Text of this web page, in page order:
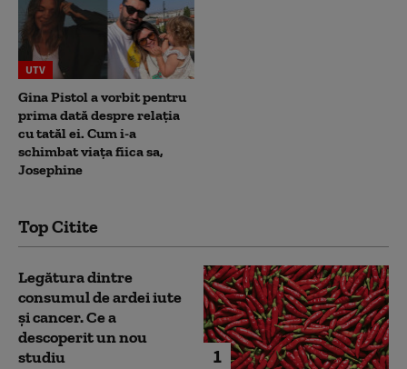
UTV
Gina Pistol a vorbit pentru
prima dată despre relația
cu tatăl ei. Cum i-a
schimbat viața fiica sa,
Josephine
Top Citite
1
Legătura dintre
consumul de ardei iute
și cancer. Ce a
descoperit un nou
studiu